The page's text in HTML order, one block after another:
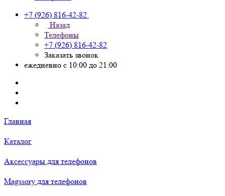
+7 (926) 816-42-82
Назад
Телефоны
+7 (926) 816-42-82
Заказать звонок
ежедневно с 10:00 до 21:00
Главная
Каталог
Аксессуары для телефонов
Magssory для телефонов